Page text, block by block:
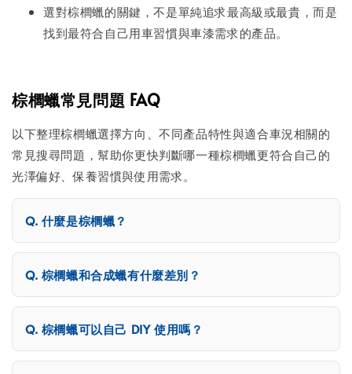
選對棕櫚蠟的關鍵，不是單純追求最高級或最貴，而是
找到最符合自己用車習慣與車漆需求的產品。
棕櫚蠟常見問題 FAQ
以下整理棕櫚蠟選擇方向、不同產品特性與適合車況相關的
常見搜尋問題，幫助你更快判斷哪一種棕櫚蠟更符合自己的
光澤偏好、保養習慣與使用需求。
什麼是棕櫚蠟？
棕櫚蠟和合成蠟有什麼差別？
棕櫚蠟可以自己 DIY 使用嗎？